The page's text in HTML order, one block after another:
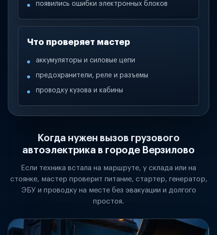
появились ошибки электронных блоков
Что проверяет мастер
аккумуляторы и силовые цепи
предохранители, реле и разъемы
проводку кузова и кабины
Когда нужен вызов грузового
автоэлектрика в городе Верзилово
Если техника встала на маршруте, у склада или на
стоянке, мастер проверит питание, стартер, генератор,
ЭБУ и проводку на месте без эвакуации и долгого
простоя.